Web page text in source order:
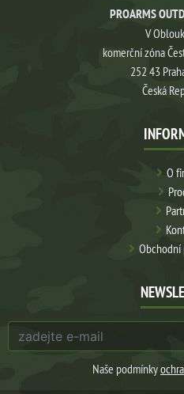
PROARMS
V
komerční zóna
252 43
Česká
O
Naše podmínky